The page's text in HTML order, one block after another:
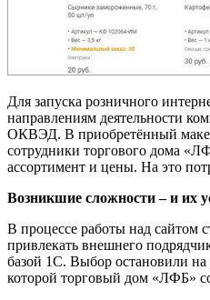
Для запуска розничного
направлениям деятельности
ОКВЭД. В приобретённый
сотрудники торгового дома
ассортимент и цены. На это
Возникшие сложности – и их
В процессе работы над сайтом
привлекать внешнего
базой 1С. Выбор остановили
которой торговый дом «ЛФБ»